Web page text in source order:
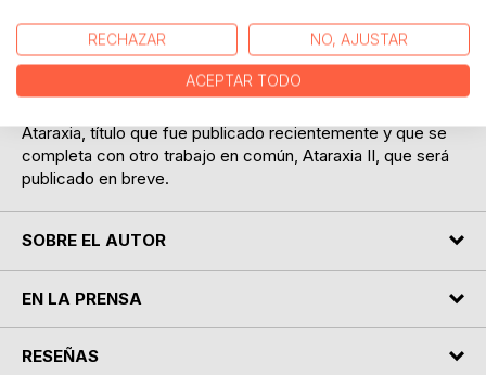
partes recoge las inquietudes existenciales de un soñador.
Contiene además relatos, reflexiones y anédotas basadas
en experiencias, siempre con un fondo existencial.
Esta magistral obra tiene como precedente la que en su
Ataraxia, título que fue publicado recientemente y que se
completa con otro trabajo en común, Ataraxia II, que será
publicado en breve.
SOBRE EL AUTOR
EN LA PRENSA
RESEÑAS
RECHAZAR NO, AJUSTAR
ACEPTAR TODO